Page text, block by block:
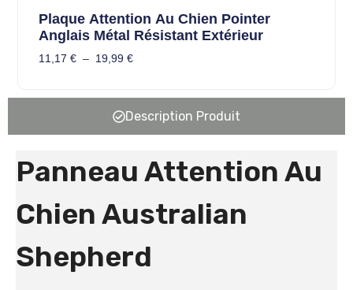
Plaque Attention Au Chien Pointer
Anglais Métal Résistant Extérieur
11,17 € – 19,99 €
Description Produit
Panneau Attention Au
Chien Australian
Shepherd